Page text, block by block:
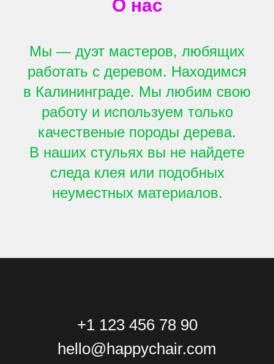
О нас
Мы — дуэт мастеров, любящих
работать с деревом. Находимся
в Калининграде. Мы любим свою
работу и используем только
качественые породы дерева.
В наших стульях вы не найдете
следа клея или подобных
неуместных материалов.
+1 123 456 78 90
hello@happychair.com